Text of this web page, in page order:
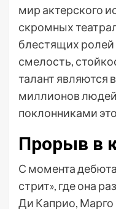
мир актерского
скромных
блестящих ролей
смелость,
талант являются
миллионов
поклонниками
Прорыв в
С момента
стрит», где она
Ди Каприо,